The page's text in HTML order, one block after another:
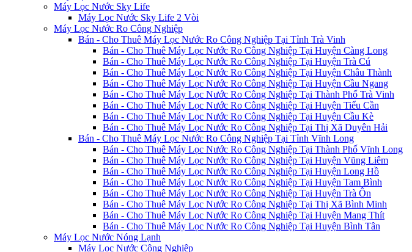
Máy Lọc Nước Sky Life
Máy Lọc Nước Sky Life 2 Vòi
Máy Lọc Nước Ro Công Nghiệp
Bán - Cho Thuê Máy Lọc Nước Ro Công Nghiệp Tại Tỉnh Trà Vinh
Bán - Cho Thuê Máy Lọc Nước Ro Công Nghiệp Tại Huyện Càng Long
Bán - Cho Thuê Máy Lọc Nước Ro Công Nghiệp Tại Huyện Trà Cú
Bán - Cho Thuê Máy Lọc Nước Ro Công Nghiệp Tại Huyện Châu Thành
Bán - Cho Thuê Máy Lọc Nước Ro Công Nghiệp Tại Huyện Cầu Ngang
Bán - Cho Thuê Máy Lọc Nước Ro Công Nghiệp Tại Thành Phố Trà Vinh
Bán - Cho Thuê Máy Lọc Nước Ro Công Nghiệp Tại Huyện Tiểu Cần
Bán - Cho Thuê Máy Lọc Nước Ro Công Nghiệp Tại Huyện Cầu Kè
Bán - Cho Thuê Máy Lọc Nước Ro Công Nghiệp Tại Thị Xã Duyên Hải
Bán - Cho Thuê Máy Lọc Nước Ro Công Nghiệp Tại Tỉnh Vĩnh Long
Bán - Cho Thuê Máy Lọc Nước Ro Công Nghiệp Tại Thành Phố Vĩnh Long
Bán - Cho Thuê Máy Lọc Nước Ro Công Nghiệp Tại Huyện Vũng Liêm
Bán - Cho Thuê Máy Lọc Nước Ro Công Nghiệp Tại Huyện Long Hồ
Bán - Cho Thuê Máy Lọc Nước Ro Công Nghiệp Tại Huyện Tam Bình
Bán - Cho Thuê Máy Lọc Nước Ro Công Nghiệp Tại Huyện Trà Ôn
Bán - Cho Thuê Máy Lọc Nước Ro Công Nghiệp Tại Thị Xã Bình Minh
Bán - Cho Thuê Máy Lọc Nước Ro Công Nghiệp Tại Huyện Mang Thít
Bán - Cho Thuê Máy Lọc Nước Ro Công Nghiệp Tại Huyện Bình Tân
Máy Lọc Nước Nóng Lạnh
Máy Lọc Nước Công Nghiệp